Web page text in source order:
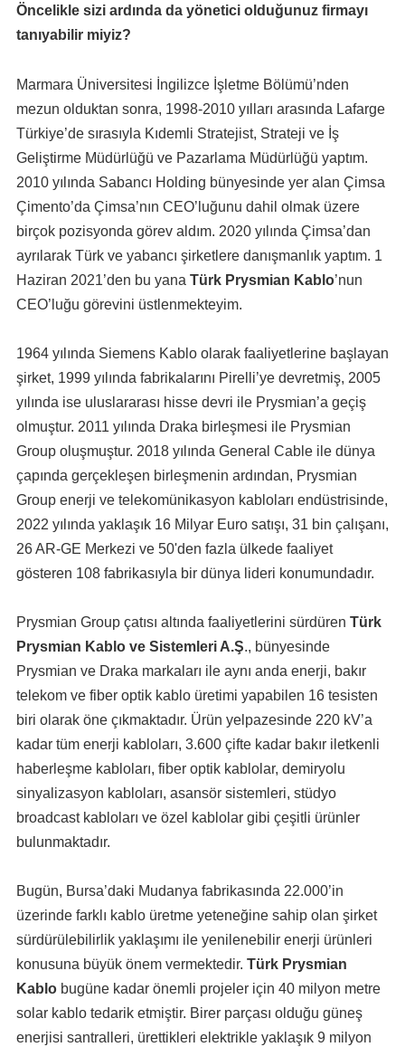
Öncelikle sizi ardında da yönetici olduğunuz firmayı
tanıyabilir miyiz?
Marmara Üniversitesi İngilizce İşletme Bölümü’nden
mezun olduktan sonra, 1998-2010 yılları arasında Lafarge
Türkiye’de sırasıyla Kıdemli Stratejist, Strateji ve İş
Geliştirme Müdürlüğü ve Pazarlama Müdürlüğü yaptım.
2010 yılında Sabancı Holding bünyesinde yer alan Çimsa
Çimento’da Çimsa’nın CEO’luğunu dahil olmak üzere
birçok pozisyonda görev aldım. 2020 yılında Çimsa’dan
ayrılarak Türk ve yabancı şirketlere danışmanlık yaptım. 1
Haziran 2021’den bu yana Türk Prysmian Kablo’nun
CEO’luğu görevini üstlenmekteyim.
1964 yılında Siemens Kablo olarak faaliyetlerine başlayan
şirket, 1999 yılında fabrikalarını Pirelli’ye devretmiş, 2005
yılında ise uluslararası hisse devri ile Prysmian’a geçiş
olmuştur. 2011 yılında Draka birleşmesi ile Prysmian
Group oluşmuştur. 2018 yılında General Cable ile dünya
çapında gerçekleşen birleşmenin ardından, Prysmian
Group enerji ve telekomünikasyon kabloları endüstrisinde,
2022 yılında yaklaşık 16 Milyar Euro satışı, 31 bin çalışanı,
26 AR-GE Merkezi ve 50'den fazla ülkede faaliyet
gösteren 108 fabrikasıyla bir dünya lideri konumundadır.
Prysmian Group çatısı altında faaliyetlerini sürdüren Türk
Prysmian Kablo ve Sistemleri A.Ş., bünyesinde
Prysmian ve Draka markaları ile aynı anda enerji, bakır
telekom ve fiber optik kablo üretimi yapabilen 16 tesisten
biri olarak öne çıkmaktadır. Ürün yelpazesinde 220 kV’a
kadar tüm enerji kabloları, 3.600 çifte kadar bakır iletkenli
haberleşme kabloları, fiber optik kablolar, demiryolu
sinyalizasyon kabloları, asansör sistemleri, stüdyo
broadcast kabloları ve özel kablolar gibi çeşitli ürünler
bulunmaktadır.
Bugün, Bursa’daki Mudanya fabrikasında 22.000’in
üzerinde farklı kablo üretme yeteneğine sahip olan şirket
sürdürülebilirlik yaklaşımı ile yenilenebilir enerji ürünleri
konusuna büyük önem vermektedir. Türk Prysmian
Kablobugüne kadar önemli projeler için 40 milyon metre
solar kablo tedarik etmiştir. Birer parçası olduğu güneş
enerjisi santralleri, ürettikleri elektrikle yaklaşık 9 milyon